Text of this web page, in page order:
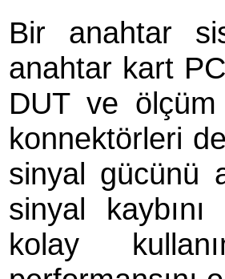
Bir anahtar
anahtar kart
DUT ve ölçüm
konnektörleri
sinyal gücünü
sinyal
kolay